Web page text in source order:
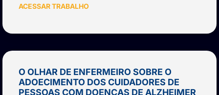
ACESSAR TRABALHO
O OLHAR DE ENFERMEIRO SOBRE O
ADOECIMENTO DOS CUIDADORES DE
PESSOAS COM DOENÇAS DE ALZHEIMER